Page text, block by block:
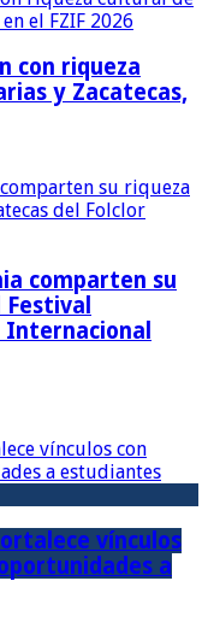
con riqueza
y Zacatecas,
comparten su
Internacional
vínculos
a